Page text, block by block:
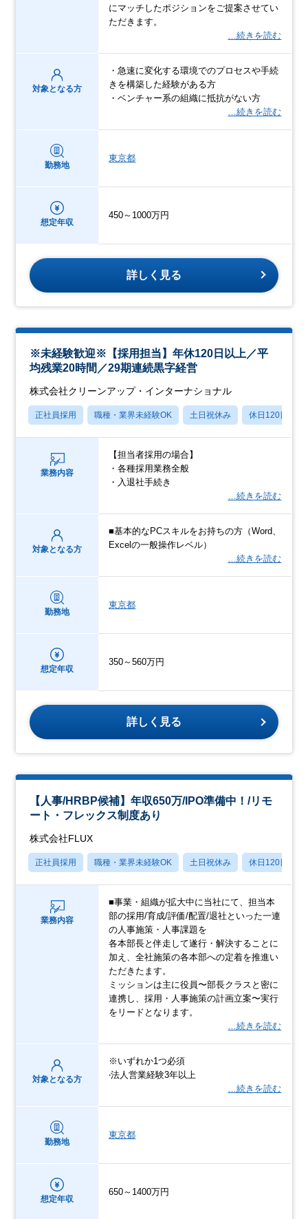
にマッチしたポジションをご提案させてい
ただきます。
…続きを読む
対象となる方
・急速に変化する環境でのプロセスや手続
きを構築した経験がある方
・ベンチャー系の組織に抵抗がない方
…続きを読む
勤務地
東京都
想定年収
450～1000万円
詳しく見る
※未経験歓迎※【採用担当】年休120日以上／平
均残業20時間／29期連続黒字経営
株式会社クリーンアップ・インターナショナル
正社員採用 職種・業界未経験OK 土日祝休み 休日120日以上
業務内容
【担当者採用の場合】
・各種採用業務全般
・入退社手続き
…続きを読む
対象となる方
■基本的なPCスキルをお持ちの方（Word、
Excelの一般操作レベル）
…続きを読む
勤務地
東京都
想定年収
350～560万円
詳しく見る
【人事/HRBP候補】年収650万/IPO準備中！/リモ
ート・フレックス制度あり
株式会社FLUX
正社員採用 職種・業界未経験OK 土日祝休み 休日120日以上
業務内容
■事業・組織が拡大中に当社にて、担当本
部の採用/育成/評価/配置/退社といった一連
の人事施策・人事課題を
各本部長と伴走して遂行・解決することに
加え、全社施策の各本部への定着を推進い
ただきたます。
ミッションは主に役員〜部長クラスと密に
連携し、採用・人事施策の計画立案〜実行
をリードとなります。
…続きを読む
対象となる方
※いずれか1つ必須
‧法⼈営業経験3年以上
…続きを読む
勤務地
東京都
想定年収
650～1400万円